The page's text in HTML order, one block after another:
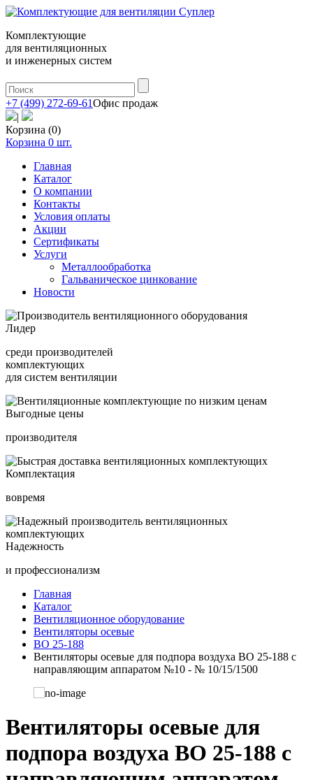
Комплектующие
для вентиляционных
и инженерных систем
+7 (499) 272-69-61Офис продаж
|
Корзина (0)
Корзина 0 шт.
Главная
Каталог
О компании
Контакты
Условия оплаты
Акции
Сертификаты
Услуги
Металлообработка
Гальваническое цинкование
Новости
Лидер
среди производителей
комплектующих
для систем вентиляции
Выгодные цены
производителя
Комплектация
вовремя
Надежность
и профессионализм
Главная
Каталог
Вентиляционное оборудование
Вентиляторы осевые
ВО 25-188
Вентиляторы осевые для подпора воздуха ВО 25-188 с
направляющим аппаратом №10 - № 10/15/1500
Вентиляторы осевые для
подпора воздуха ВО 25-188 с